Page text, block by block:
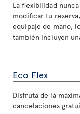
La flexibilidad
modificar tu
equipaje de mano,
también incluyen
Eco Flex
Disfruta de la
cancelaciones